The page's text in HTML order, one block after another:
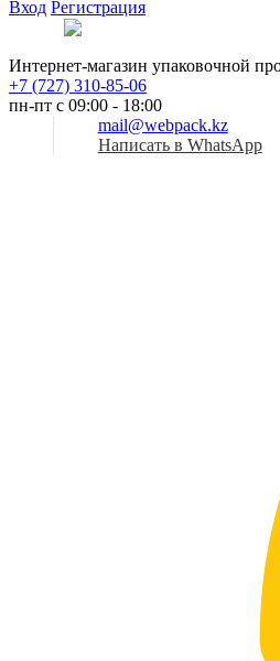
Вход Регистрация
Интернет-магазин упаковочной
+7 (727) 310-85-06
пн-пт с 09:00 - 18:00
mail@webpack.kz
Написать в WhatsApp